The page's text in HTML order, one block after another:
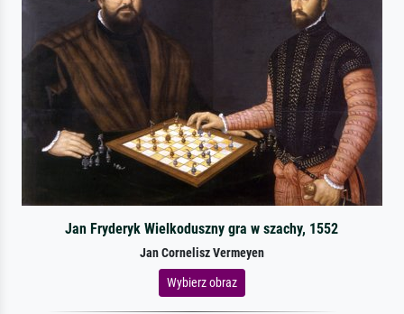
Jan Fryderyk Wielkoduszny gra w szachy, 1552
Jan Cornelisz Vermeyen
Wybierz obraz